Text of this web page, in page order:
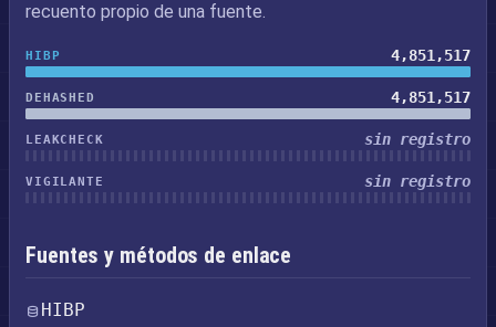
recuento propio de una fuente.
HIBP 4,851,517
DEHASHED 4,851,517
LEAKCHECK sin registro
VIGILANTE sin registro
Fuentes y métodos de enlace
HIBP